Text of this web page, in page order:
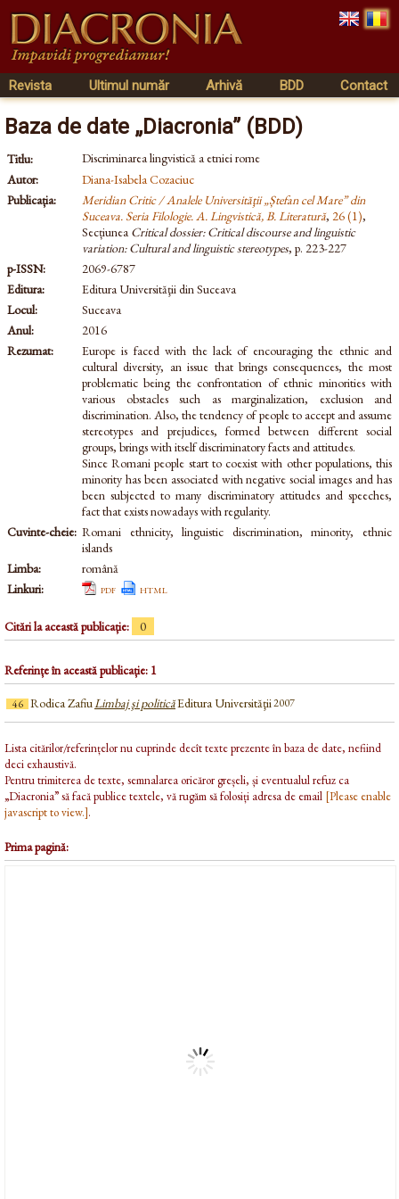
Revista Ultimul număr Arhivă BDD Contact
Baza de date „Diacronia” (BDD)
Titlu:
Discriminarea lingvistică a etniei rome
Autor:
Diana-Isabela Cozaciuc
Publicația:
Meridian Critic / Analele Universităţii „Ștefan cel Mare” din
Suceava. Seria Filologie. A. Lingvistică, B. Literatură, 26 (1),
SecțiuneaCritical dossier: Critical discourse and linguistic
variation: Cultural and linguistic stereotypes, p. 223-227
p-ISSN:
2069-6787
Editura:
Editura Universităţii din Suceava
Locul:
Suceava
Anul:
2016
Rezumat:
Europe is faced with the lack of encouraging the ethnic and
cultural diversity, an issue that brings consequences, the most
problematic being the confrontation of ethnic minorities with
various obstacles such as marginalization, exclusion and
discrimination. Also, the tendency of people to accept and assume
stereotypes and prejudices, formed between different social
groups, brings with itself discriminatory facts and attitudes.
Since Romani people start to coexist with other populations, this
minority has been associated with negative social images and has
been subjected to many discriminatory attitudes and speeches,
fact that exists nowadays with regularity.
Cuvinte-cheie: Romani ethnicity, linguistic discrimination, minority, ethnic
islands
Limba:
română
Linkuri:
pdf html
Citări la această publicație: 0
Referințe în această publicație: 1
46 Rodica ZafiuLimbaj şi politicăEditura Universităţii2007
Lista citărilor/referințelor nu cuprinde decît texte prezente în baza de date, nefiind
deci exhaustivă.
Pentru trimiterea de texte, semnalarea oricăror greșeli, și eventualul refuz ca
„Diacronia” să facă publice textele, vă rugăm să folosiți adresa de email [Please enable
javascript to view.].
Prima pagină: